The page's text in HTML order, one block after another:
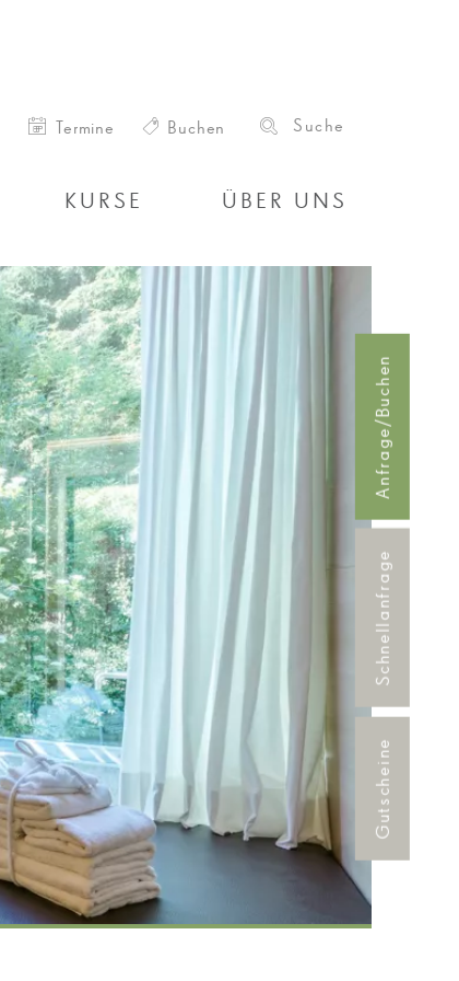
Termine Buchen
KURSE ÜBER UNS
Anfrage/Buchen
Schnellanfrage
Gutscheine